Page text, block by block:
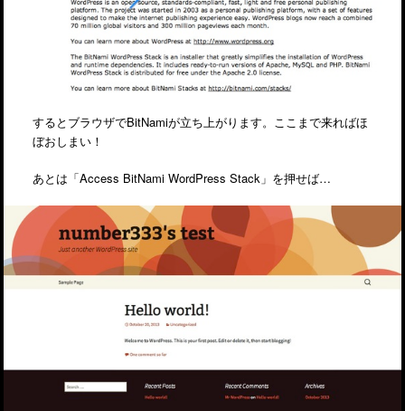
するとブラウザでBitNamiが立ち上がります。ここまで来ればほ
ぼおしまい！
あとは「Access BitNami WordPress Stack」を押せば…